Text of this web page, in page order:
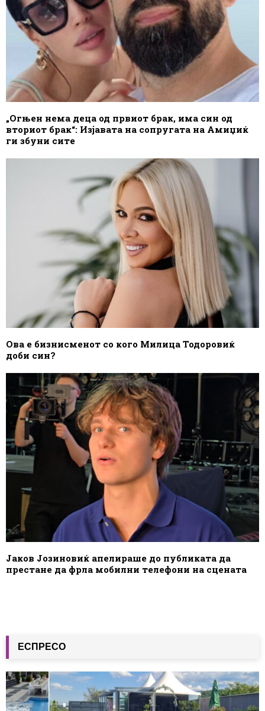
„Огњен нема деца од првиот брак, има син од
вториот брак“: Изјавата на сопругата на Амиџиќ
ги збуни сите
Ова е бизнисменот со кого Милица Тодоровиќ
доби син?
Јаков Јозиновиќ апелираше до публиката да
престане да фрла мобилни телефони на сцената
ЕСПРЕСО